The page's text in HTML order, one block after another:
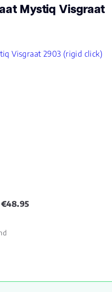
Mystiq Visgraat
€48.95